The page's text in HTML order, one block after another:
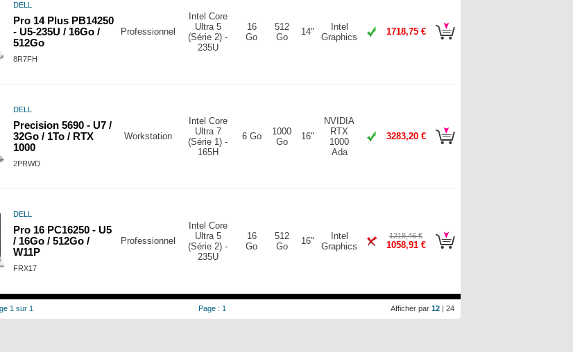
DELL
Pro 14 Plus PB14250
- U5-235U / 16Go /
512Go
8R7FH
Professionnel
Intel Core
Ultra 5
(Série 2) -
235U
16
Go
512
Go
14"
Intel
Graphics
1718,75 €
DELL
Precision 5690 - U7 /
32Go / 1To / RTX
1000
2PRWD
Workstation
Intel Core
Ultra 7
(Série 1) -
165H
6 Go
1000
Go
16"
NVIDIA
RTX
1000
Ada
3283,20 €
DELL
Pro 16 PC16250 - U5
/ 16Go / 512Go /
W11P
FRX17
Professionnel
Intel Core
Ultra 5
(Série 2) -
235U
16
Go
512
Go
16"
Intel
Graphics
1218,46 €
1058,91 €
Afficher par 12 | 24
1 sur 1 Page : 1